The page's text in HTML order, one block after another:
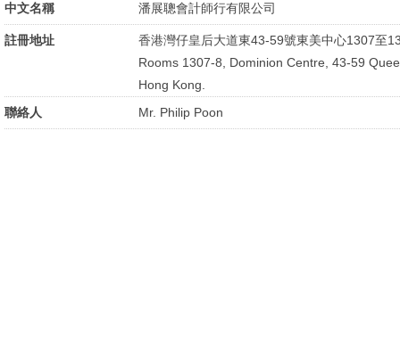
中文名稱 潘展聰會計師行有限公司
註冊地址
香港灣仔皇后大道東43-59號東美中心1307至
Rooms 1307-8, Dominion Centre, 43-59
Hong Kong.
聯絡人
Mr. Philip Poon